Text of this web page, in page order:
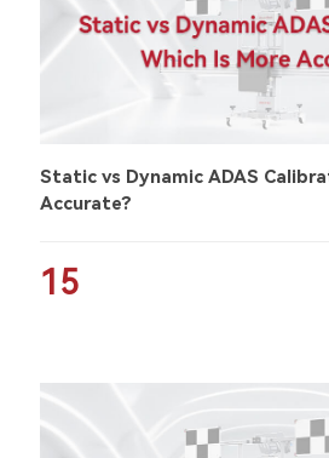
Static vs Dynamic ADAS
Accurate?
15